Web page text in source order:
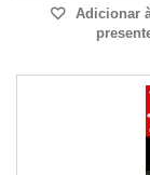
Adicionar